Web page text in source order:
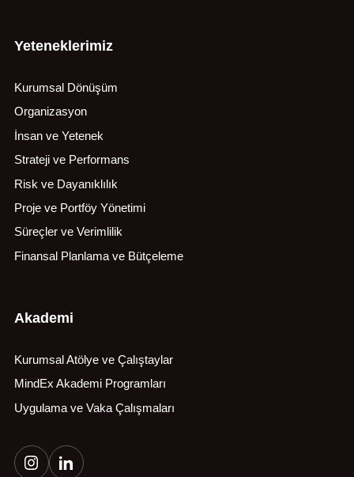
Yeteneklerimiz
Kurumsal Dönüşüm
Organizasyon
İnsan ve Yetenek
Strateji ve Performans
Risk ve Dayanıklılık
Proje ve Portföy Yönetimi
Süreçler ve Verimlilik
Finansal Planlama ve Bütçeleme
Akademi
Kurumsal Atölye ve Çalıştaylar
MindEx Akademi Programları
Uygulama ve Vaka Çalışmaları